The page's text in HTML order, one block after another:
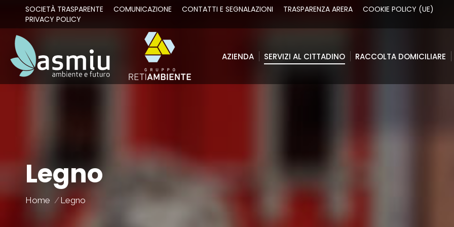
SOCIETÀ TRASPARENTE COMUNICAZIONE CONTATTI E SEGNALAZIONI TRASPARENZA ARERA
COOKIE POLICY (UE)
PRIVACY POLICY
AZIENDA SERVIZI AL CITTADINO RACCOLTA DOMICILIARE
Legno
You are here:
Home Legno
AZIENDA SERVIZI AL CITTADINO